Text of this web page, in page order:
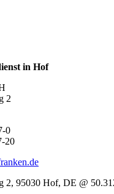
in Hof
2
0
20
2, 95030 Hof, DE @